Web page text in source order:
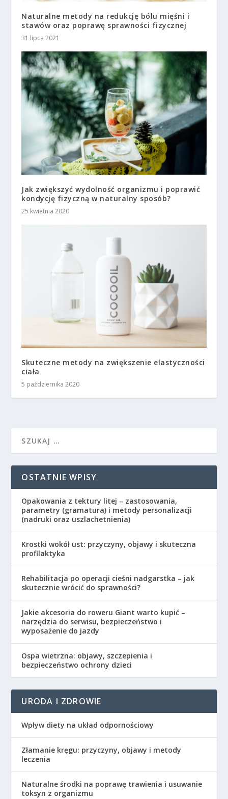
Naturalne metody na redukcję bólu mięśni i
stawów oraz poprawę sprawności fizycznej
31 lipca 2021
Jak zwiększyć wydolność organizmu i poprawić
kondycję fizyczną w naturalny sposób?
25 kwietnia 2020
Skuteczne metody na zwiększenie elastyczności
ciała
5 października 2020
OSTATNIE WPISY
Opakowania z tektury litej – zastosowania,
parametry (gramatura) i metody personalizacji
(nadruki oraz uszlachetnienia)
Krostki wokół ust: przyczyny, objawy i skuteczna
profilaktyka
Rehabilitacja po operacji cieśni nadgarstka – jak
skutecznie wrócić do sprawności?
Jakie akcesoria do roweru Giant warto kupić –
narzędzia do serwisu, bezpieczeństwo i
wyposażenie do jazdy
Ospa wietrzna: objawy, szczepienia i
bezpieczeństwo ochrony dzieci
URODA I ZDROWIE
Wpływ diety na układ odpornościowy
Złamanie kręgu: przyczyny, objawy i metody
leczenia
Naturalne środki na poprawę trawienia i usuwanie
toksyn z organizmu